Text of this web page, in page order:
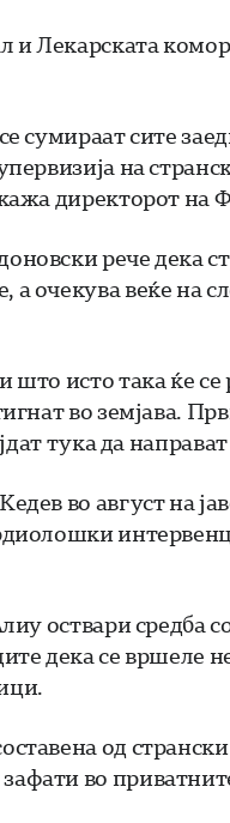
и Лекарската
сумираат сите
на
директорот на
рече дека
очекува веќе на
исто така ќе се
во земјава.
тука да
во август на
оствари средба
дека се вршеле
од
во